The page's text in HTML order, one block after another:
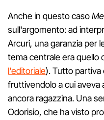
Anche in questo caso
sull'argomento: ad
Arcuri, una garanzia per
tema centrale era quello
l'editoriale). Tutto partiva
fruttivendolo a cui aveva
ancora ragazzina. Una
Odorisio, che ha visto